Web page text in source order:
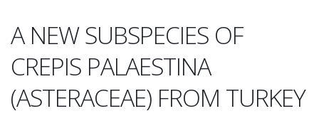
A NEW SUBSPECIES OF
CREPIS PALAESTINA
(ASTERACEAE) FROM TURKEY